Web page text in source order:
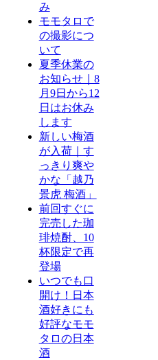
み
モモタロで
の撮影につ
いて
夏季休業の
お知らせ｜8
月9日から12
日はお休み
します
新しい梅酒
が入荷｜す
っきり爽や
かな「越乃
景虎 梅酒」
前回すぐに
完売した珈
琲焼酎、10
杯限定で再
登場
いつでも口
開け！日本
酒好きにも
好評なモモ
タロの日本
酒